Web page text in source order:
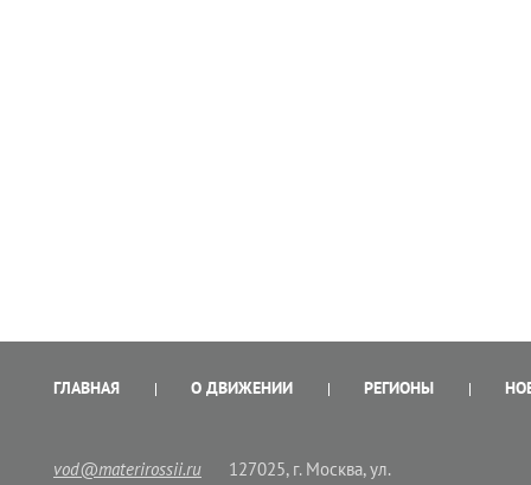
ГЛАВНАЯ О ДВИЖЕНИИ РЕГИОНЫ
vod@materirossii.ru
127025, г. Москва, ул.